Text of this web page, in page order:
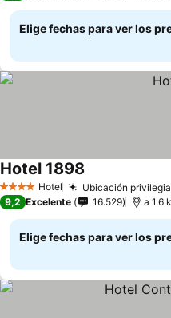
Elige fechas para ver los
4 EstrellasHotel Ubicación
Hotel 1898
9,2 Excelente 16.529 a 1.6
Elige fechas para ver los